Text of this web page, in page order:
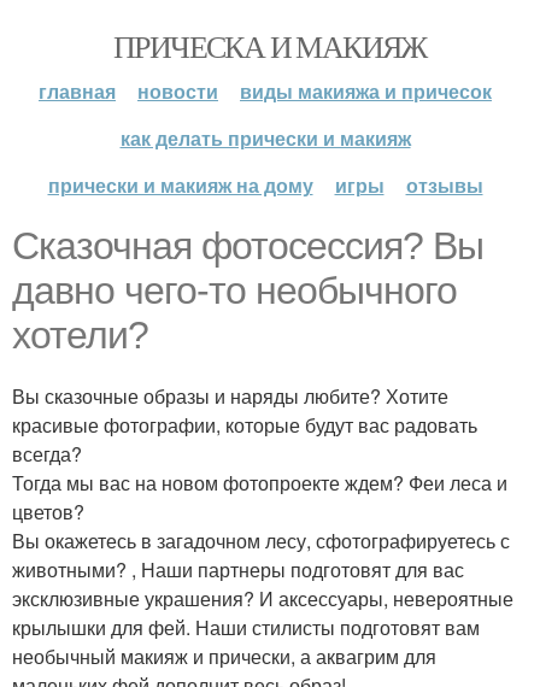
ПРИЧЕСКА И МАКИЯЖ
главная новости
виды макияжа и причесок
как делать прически и макияж
прически и макияж на дому
игры отзывы
Сказочная фотосессия? Вы
давно чего-то необычного
хотели?
Вы сказочные образы и наряды любите? Хотите
красивые фотографии, которые будут вас радовать
всегда?
Тогда мы вас на новом фотопроекте ждем? Феи леса и
цветов?
Вы окажетесь в загадочном лесу, сфотографируетесь с
животными? , Наши партнеры подготовят для вас
эксклюзивные украшения? И аксессуары, невероятные
крылышки для фей. Наши стилисты подготовят вам
необычный макияж и прически, а аквагрим для